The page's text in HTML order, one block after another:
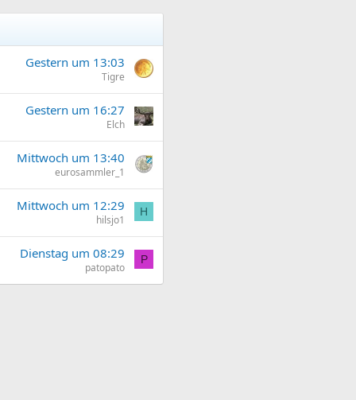
Gestern um 13:03
Tigre
Gestern um 16:27
Elch
Mittwoch um 13:40
eurosammler_1
Mittwoch um 12:29
hilsjo1
H
Dienstag um 08:29
patopato
P